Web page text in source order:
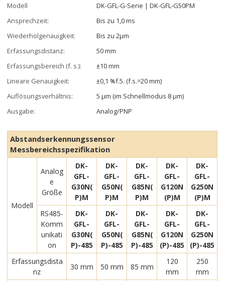
Modell
DK-GFL-G-Serie | DK-GFL-G50PM
Ansprechzeit:
Bis zu 1,0 ms
Wiederholgenauigkeit:
Bis zu 2µm
Erfassungsdistanz:
50 mm
Erfassungsbereich (f. s.):
±10 mm
Lineare Genauigkeit:
±0,1 %f.5. (f.s.=20 mm)
Auflösungsverhältnis:
5 µm (im Schnellmodus 8 µm)
Ausgabe:
Analog/PNP
Abstandserkennungssensor
Messbereichsspezifikation
Modell
Analog
e
Größe
DK-
GFL-
G30N(
P)M
DK-
GFL-
G50N(
P)M
DK-
GFL-
G85N(
P)M
DK-
GFL-
G120N
(P)M
DK-
GFL-
G250N
(P)M
RS485-
Komm
unikati
on
DK-
GFL-
G30N(
P)-485
DK-
GFL-
G50N(
P)-485
DK-
GFL-
G85N(
P)-485
DK-
GFL-
G120N
(P)-485
DK-
GFL-
G250N
(P)-485
Erfassungsdista
nz
30 mm 50 mm 85 mm
120
mm
250
mm